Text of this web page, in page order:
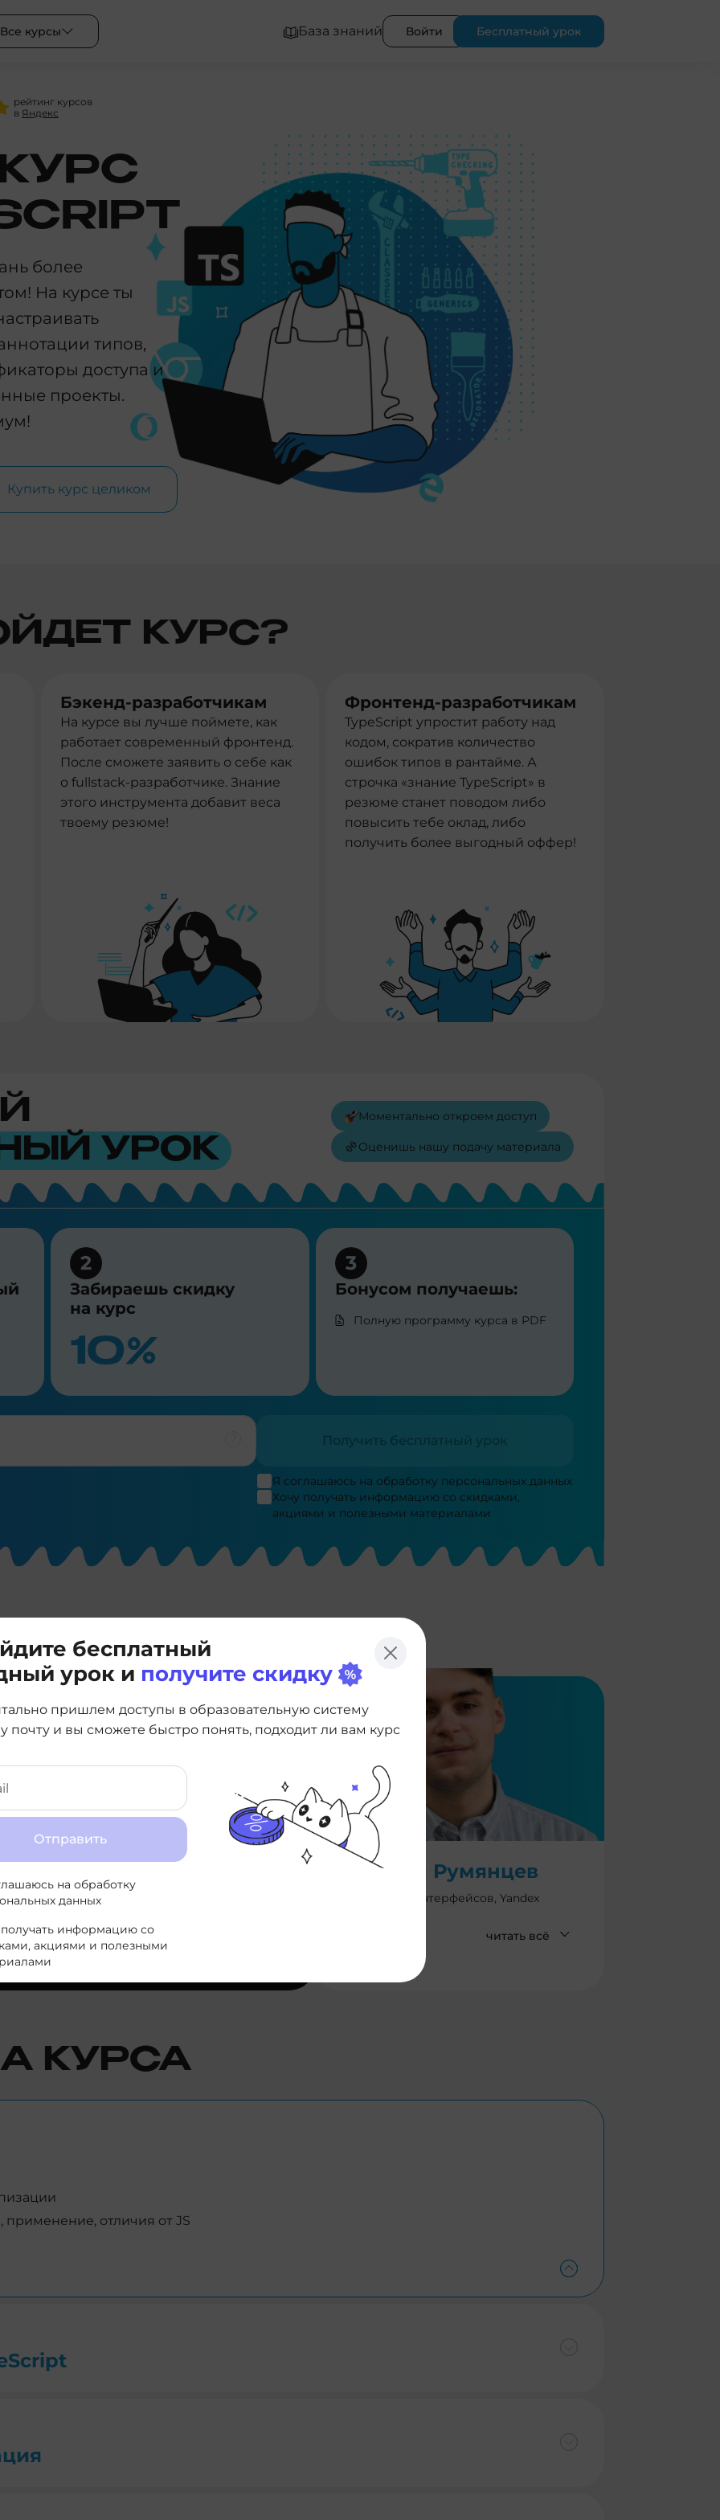
бесплатный
урок и получите скидку
пришлем доступы в образовательную систему
почту и вы сможете быстро понять, подходит ли вам курс
Отправить
на обработку
данных
информацию со
акциями и полезными
Все курсы База знаний Войти Бесплатный урок
рейтинг курсов
в Яндекс
более
На курсе ты
типов,
доступа и
проекты.
Купить курс целиком
КУРС?
Бэкенд-разработчикам
На курсе вы лучше поймете, как
работает современный фронтенд.
После сможете заявить о себе как
о fullstack-разработчике. Знание
этого инструмента добавит веса
твоему резюме!
Фронтенд-разработчикам
TypeScript упростит работу над
кодом, сократив количество
ошибок типов в рантайме. А
строчка «знание TypeScript» в
резюме станет поводом либо
повысить тебе оклад, либо
получить более выгодный оффер!
УРОК
Моментально откроем доступ
Оценишь нашу подачу материала
2
Забираешь скидку
на курс
10%
3
Бонусом получаешь:
Полную программу курса в PDF
Получить бесплатный урок
Я соглашаюсь на обработку персональных данных
Хочу получать информацию со скидками,
акциями и полезными материалами
АВТОРА
Николай Румянцев
Разработчик интерфейсов, Yandex
читать всё
КУРСА
применение, отличия от JS